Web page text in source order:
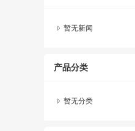
暂无新闻
产品分类
暂无分类